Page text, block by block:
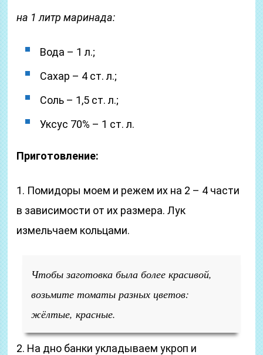
на 1 литр маринада:
Вода – 1 л.;
Сахар – 4 ст. л.;
Соль – 1,5 ст. л.;
Уксус 70% – 1 ст. л.
Приготовление:
1. Помидоры моем и режем их на 2 – 4 части
в зависимости от их размера. Лук
измельчаем кольцами.
Чтобы заготовка была более красивой,
возьмите томаты разных цветов:
жёлтые, красные.
2. На дно банки укладываем укроп и